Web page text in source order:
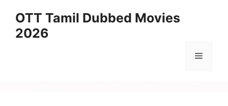
content
OTT Tamil Dubbed Movies
2026
Menu